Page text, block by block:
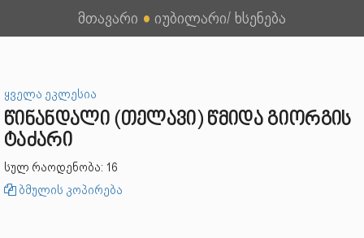
მთავარი ● იუბილარი/ ხსენება
ყველა ეკლესია
წინანდალი (თელავი) წმიდა გიორგის
ტაძარი
სულ რაოდენობა: 16
ბმულის კოპირება